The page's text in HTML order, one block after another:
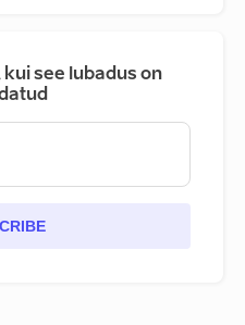
see lubadus on